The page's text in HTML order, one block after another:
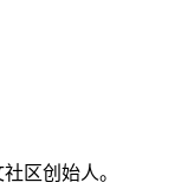
区创始人。